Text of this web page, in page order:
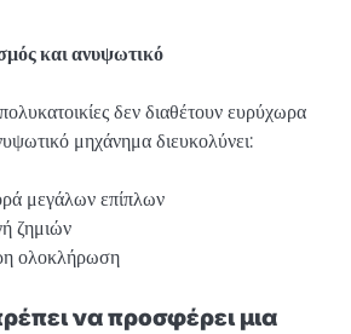
και ανυψωτικό
δεν διαθέτουν ευρύχωρα
μηχάνημα διευκολύνει:
μεγάλων επίπλων
ζημιών
ολοκλήρωση
να προσφέρει μια